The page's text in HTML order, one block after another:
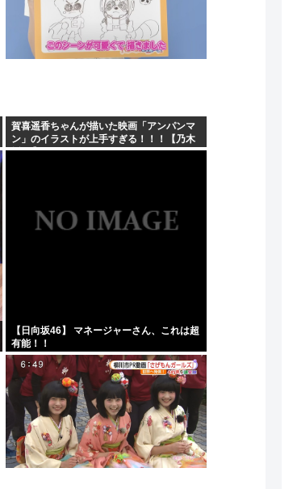
賀喜遥香ちゃんが描いた映画「アンパンマ
ン」のイラストが上手すぎる！！！【乃木
坂46】
【日向坂46】 マネージャーさん、これは超
有能！！